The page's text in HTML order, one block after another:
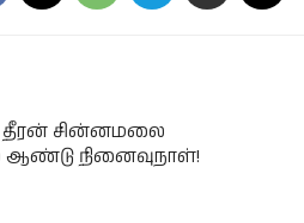
தீரன் சின்னமலை
நினைவுநாள்!